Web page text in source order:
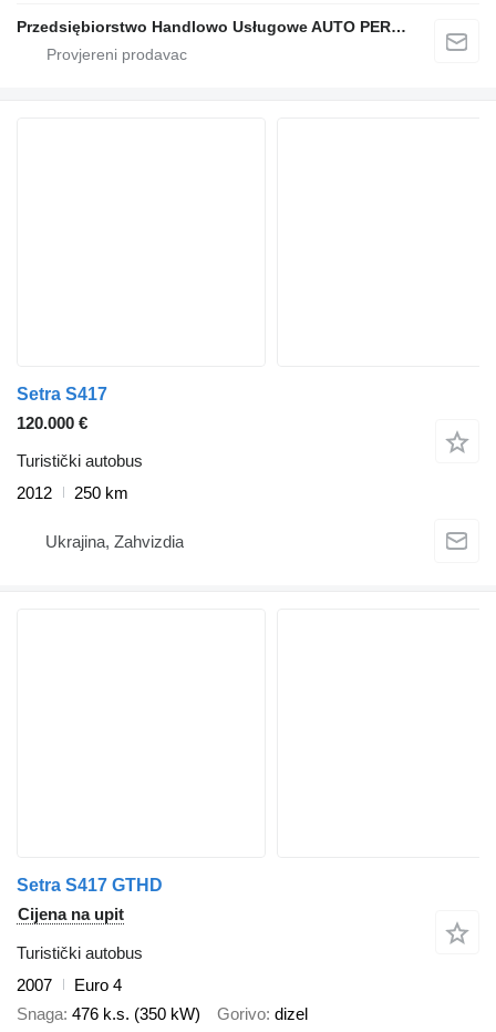
Przedsiębiorstwo Handlowo Usługowe AUTO PERFEKT Łukasz Skóra
Setra S417
120.000 €
Turistički autobus
2012
250 km
Ukrajina, Zahvizdia
Setra S417 GTHD
Cijena na upit
Turistički autobus
2007
Euro 4
Snaga 476 k.s. (350 kW) Gorivo dizel